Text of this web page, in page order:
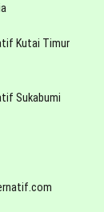
Kutai Timur
Sukabumi